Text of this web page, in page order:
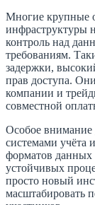
Многие крупные
инфраструктуры
контроль над
требованиям.
задержки,
прав доступа.
компании и
совместной
Особое внимание
системами учёта
форматов
устойчивых
просто новый
масштабировать